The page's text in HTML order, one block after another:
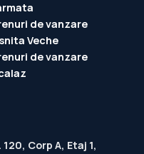
de vanzare
Veche
de vanzare
Corp A, Etaj 1,